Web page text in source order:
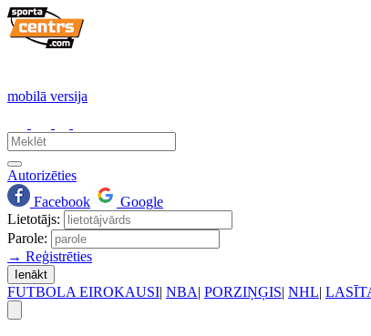
mobilā versija
Autorizēties
Facebook
Google
Lietotājs:
Parole:
→ Reģistrēties
Ienākt
FUTBOLA EIROKAUSI| NBA| PORZIŅĢIS| NHL|